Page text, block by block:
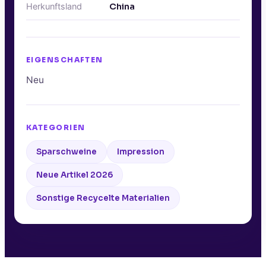
Herkunftsland China
EIGENSCHAFTEN
Neu
KATEGORIEN
Sparschweine Impression
Neue Artikel 2026
Sonstige Recycelte Materialien